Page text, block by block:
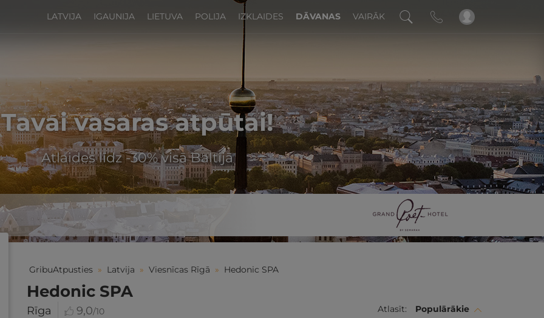
LATVIJA IGAUNIJA LIETUVA POLIJA IZKLAIDES DĀVANAS VAIRĀK
Tavai vasaras atpūtai!
Atlaides līdz -30% visā Baltijā
GribuAtpusties » Latvija » Viesnīcas Rīgā » Hedonic SPA
Atlasīt: Populārākie
Hedonic SPA
Rīga 9,0/10